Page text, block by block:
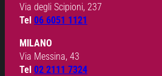
Via degli Scipioni, 237
Tel 06 6051 1121
MILANO
Via Messina, 43
Tel 02 2111 7324